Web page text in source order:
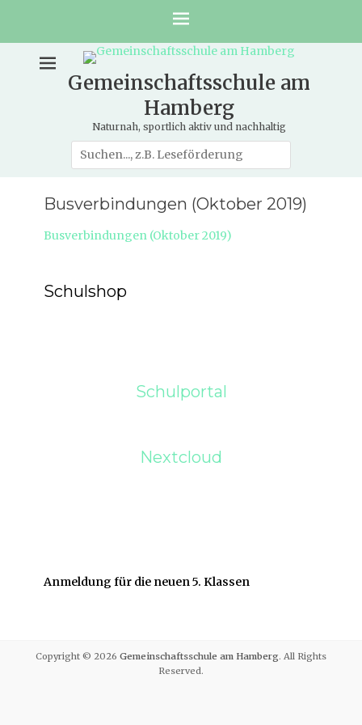
Gemeinschaftsschule am
Hamberg
Naturnah, sportlich aktiv und nachhaltig
Suche
nach:
Busverbindungen (Oktober 2019)
Busverbindungen (Oktober 2019)
Schulshop
Schulportal
Nextcloud
Anmeldung für die neuen 5. Klassen
Copyright © 2026 Gemeinschaftsschule am Hamberg. All Rights
Reserved.